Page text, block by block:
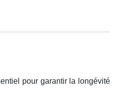
pour garantir la longévité